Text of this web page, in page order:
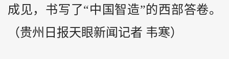
成见，书写了“中国智造”的西部答卷。
（贵州日报天眼新闻记者 韦寒）